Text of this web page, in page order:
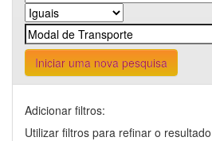
Iniciar uma nova pesquisa
Adicionar filtros:
Utilizar filtros para refinar o